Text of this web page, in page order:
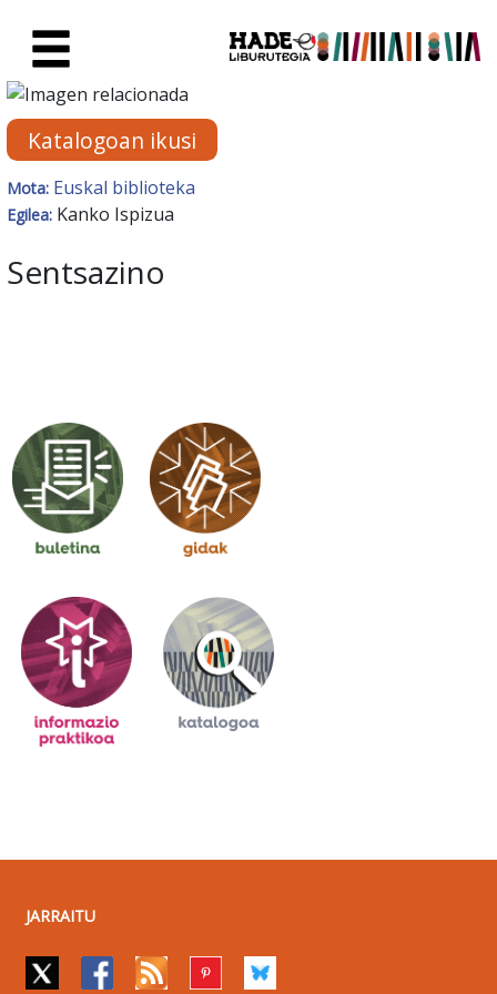
Eskuratu berriak Fitxa -
Katalogoan ikusi
Mota: Euskal biblioteka
Egilea: Kanko Ispizua
Sentsazino
JARRAITU